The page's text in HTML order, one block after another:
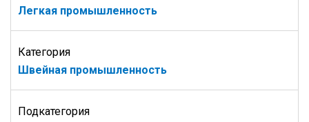
Легкая промышленность
Категория
Швейная промышленность
Подкатегория